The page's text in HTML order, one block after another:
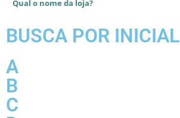
BUSCA POR INICIAL
A
B
C